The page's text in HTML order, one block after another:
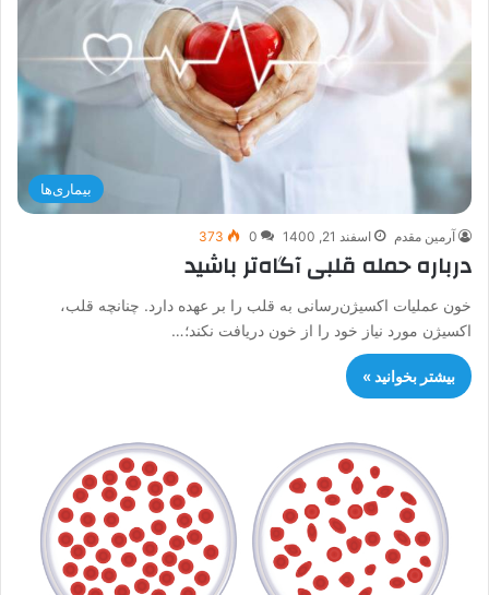
بیماری‌ها
آرمین مقدم اسفند 21, 1400 0
373
درباره حمله قلبی آگاه‌تر باشید
خون عملیات اکسیژن‌رسانی به قلب را بر عهده دارد. چنانچه قلب،
اکسیژن مورد نیاز خود را از خون دریافت نکند؛…
بیشتر بخوانید »